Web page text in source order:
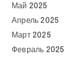
Май 2025
Апрель 2025
Март 2025
Февраль 2025